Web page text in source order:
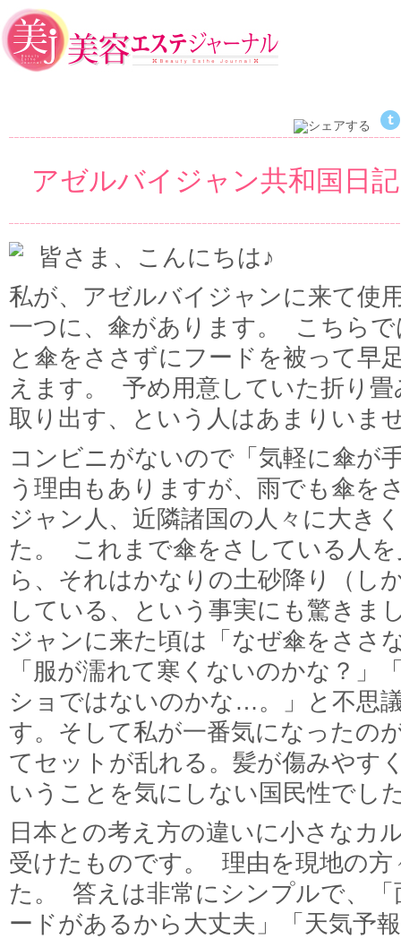
アゼルバイジャン共和国日
皆さま、こんにちは♪
私が、アゼルバイジャンに来て使
一つに、傘があります。 こちら
と傘をささずにフードを被って早
えます。 予め用意していた折り
取り出す、という人はあまりいま
コンビニがないので「気軽に傘が
う理由もありますが、雨でも傘を
ジャン人、近隣諸国の人々に大き
た。 これまで傘をさしている人
ら、それはかなりの土砂降り（し
している、という事実にも驚きま
ジャンに来た頃は「なぜ傘をささ
「服が濡れて寒くないのかな？」
ショではないのかな…。」と不思
す。そして私が一番気になったの
てセットが乱れる。髪が傷みやす
いうことを気にしない国民性でし
日本との考え方の違いに小さなカ
受けたものです。 理由を現地の
た。 答えは非常にシンプルで、
ードがあるから大丈夫」「天気予